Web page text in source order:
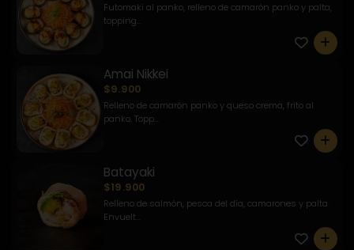
Futomaki al panko, relleno de camarón panko y palta,
topping...
0
Amai Nikkei
$9.900
Relleno de camarón panko y queso crema, frito al
panko. Topp...
0
Batayaki
$19.900
Relleno de salmón, pesca del día, camarones y palta.
Envuelt...
0